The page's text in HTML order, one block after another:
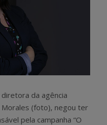
diretora da agência
Morales (foto), negou ter
pela campanha “O